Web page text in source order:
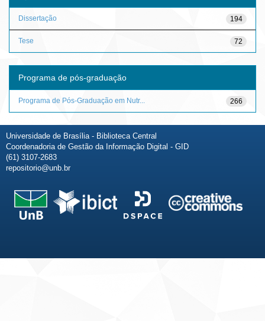
194
Dissertação
72
Tese
Programa de pós-graduação
266
Programa de Pós-Graduação em Nutr...
Universidade de Brasília - Biblioteca Central
Coordenadoria de Gestão da Informação Digital - GID
(61) 3107-2683
repositorio@unb.br